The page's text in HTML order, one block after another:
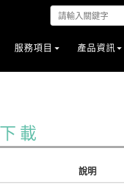
服務項目 產品資訊
載
說明